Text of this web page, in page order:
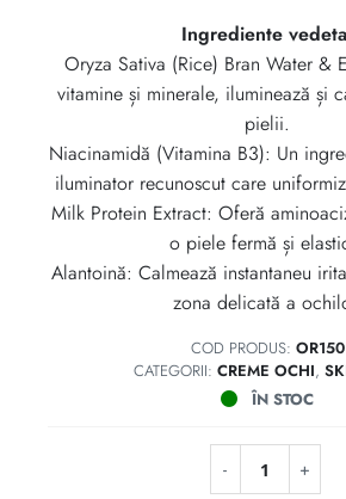
Ingrediente
Oryza Sativa (Rice) Bran Water &
vitamine și minerale, iluminează și
pielii.
Niacinamidă (Vitamina B3): Un
iluminator recunoscut care
Milk Protein Extract: Oferă
o piele fermă și
Alantoină: Calmează instantaneu
zona delicată a
COD PRODUS: OR150
CATEGORII: CREME OCHI,
ÎN STOC